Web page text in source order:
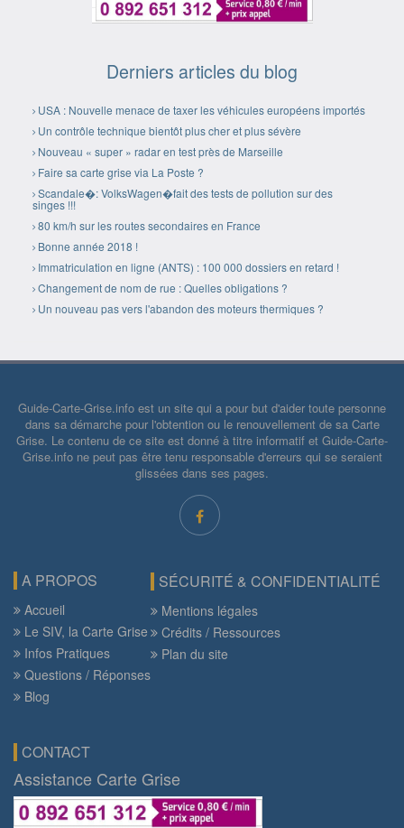
Derniers articles du blog
USA : Nouvelle menace de taxer les véhicules européens importés
Un contrôle technique bientôt plus cher et plus sévère
Nouveau « super » radar en test près de Marseille
Faire sa carte grise via La Poste ?
Scandale�: VolksWagen�fait des tests de pollution sur des
singes !!!
80 km/h sur les routes secondaires en France
Bonne année 2018 !
Immatriculation en ligne (ANTS) : 100 000 dossiers en retard !
Changement de nom de rue : Quelles obligations ?
Un nouveau pas vers l'abandon des moteurs thermiques ?
Guide-Carte-Grise.info est un site qui a pour but d'aider toute personne
dans sa démarche pour l'obtention ou le renouvellement de sa Carte
Grise. Le contenu de ce site est donné à titre informatif et Guide-Carte-
Grise.info ne peut pas être tenu responsable d'erreurs qui se seraient
glissées dans ses pages.
A PROPOS
Accueil
Le SIV, la Carte Grise
Infos Pratiques
Questions / Réponses
Blog
SÉCURITÉ & CONFIDENTIALITÉ
Mentions légales
Crédits / Ressources
Plan du site
CONTACT
Assistance Carte Grise